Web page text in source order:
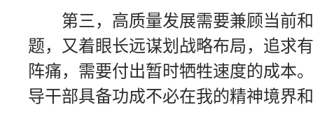
第三，高质量发展需要兼顾当前
题，又着眼长远谋划战略布局，追求
阵痛，需要付出暂时牺牲速度的成本
导干部具备功成不必在我的精神境界